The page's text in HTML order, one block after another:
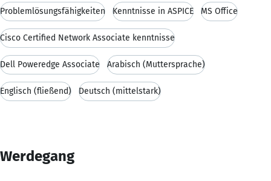
Problemlösungsfähigkeiten Kenntnisse in ASPICE MS Office
Cisco Certified Network Associate kenntnisse
Dell Poweredge Associate Arabisch (Muttersprache)
Englisch (fließend) Deutsch (mittelstark)
Werdegang